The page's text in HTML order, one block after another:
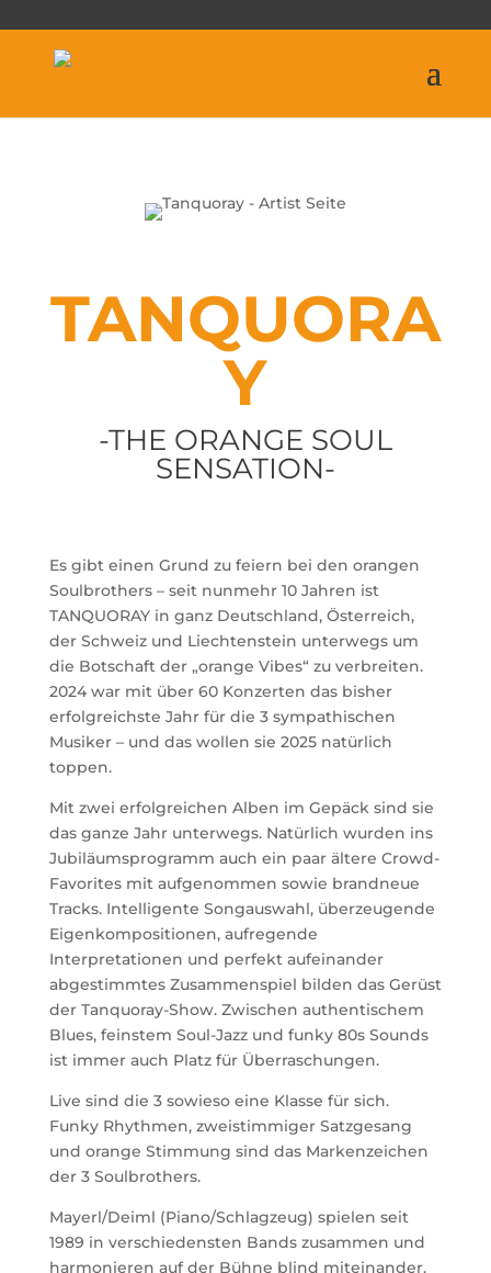
TANQUORA
Y
-THE ORANGE SOUL
SENSATION-
Es gibt einen Grund zu feiern bei den orangen
Soulbrothers – seit nunmehr 10 Jahren ist
TANQUORAY in ganz Deutschland, Österreich,
der Schweiz und Liechtenstein unterwegs um
die Botschaft der „orange Vibes“ zu verbreiten.
2024 war mit über 60 Konzerten das bisher
erfolgreichste Jahr für die 3 sympathischen
Musiker – und das wollen sie 2025 natürlich
toppen.
Mit zwei erfolgreichen Alben im Gepäck sind sie
das ganze Jahr unterwegs. Natürlich wurden ins
Jubiläumsprogramm auch ein paar ältere Crowd-
Favorites mit aufgenommen sowie brandneue
Tracks. Intelligente Songauswahl, überzeugende
Eigenkompositionen, aufregende
Interpretationen und perfekt aufeinander
abgestimmtes Zusammenspiel bilden das Gerüst
der Tanquoray-Show. Zwischen authentischem
Blues, feinstem Soul-Jazz und funky 80s Sounds
ist immer auch Platz für Überraschungen.
Live sind die 3 sowieso eine Klasse für sich.
Funky Rhythmen, zweistimmiger Satzgesang
und orange Stimmung sind das Markenzeichen
der 3 Soulbrothers.
Mayerl/Deiml (Piano/Schlagzeug) spielen seit
1989 in verschiedensten Bands zusammen und
harmonieren auf der Bühne blind miteinander.